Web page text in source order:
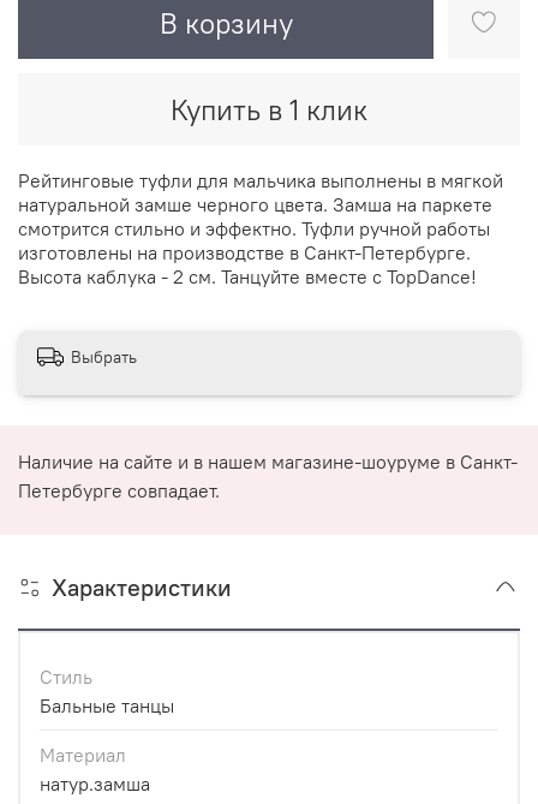
В корзину
Купить в 1 клик
Рейтинговые туфли для мальчика выполнены в мягкой
натуральной замше черного цвета. Замша на паркете
смотрится стильно и эффектно. Туфли ручной работы
изготовлены на производстве в Санкт-Петербурге.
Высота каблука - 2 см. Танцуйте вместе с TopDance!
Выбрать
Наличие на сайте и в нашем магазине-шоуруме в Санкт-
Петербурге совпадает.
Характеристики
Стиль
Бальные танцы
Материал
натур.замша